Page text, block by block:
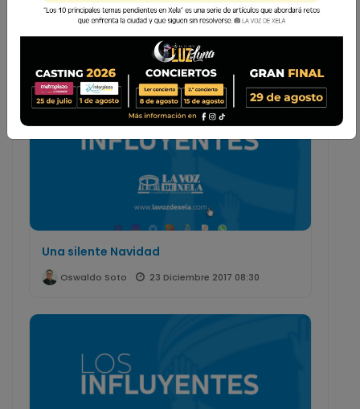
La Voz de Xela · Redacción
25 Diciembre 2017 08:00
Una silente Navidad
Oswaldo Soto 23 Diciembre 2017 08:30